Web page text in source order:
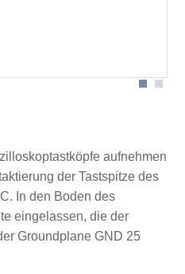
aufnehmen
der Tastspitze des
In den Boden des
eingelassen, die der
Groundplane GND 25